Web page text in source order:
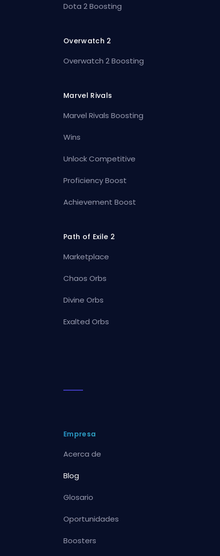
Dota 2 Boosting
Overwatch 2
Overwatch 2 Boosting
Marvel Rivals
Marvel Rivals Boosting
Wins
Unlock Competitive
Proficiency Boost
Achievement Boost
Path of Exile 2
Marketplace
Chaos Orbs
Divine Orbs
Exalted Orbs
Empresa
Acerca de
Blog
Glosario
Oportunidades
Boosters